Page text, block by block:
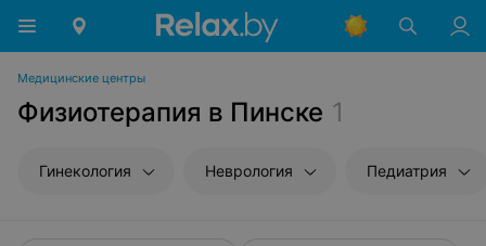
Медицинские центры
Физиотерапия в Пинске 1
Гинекология Неврология Педиатрия